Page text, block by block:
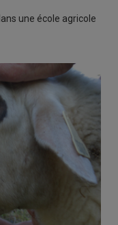
une école agricole